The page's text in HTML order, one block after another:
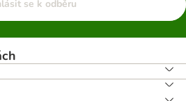
se k odběru